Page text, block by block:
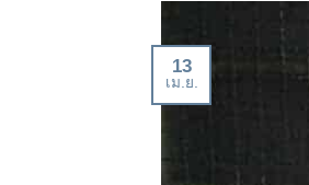
13
เม.ย.